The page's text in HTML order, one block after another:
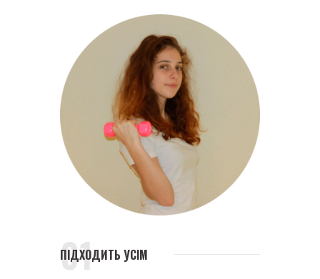
ПІДХОДИТЬ УСІМ